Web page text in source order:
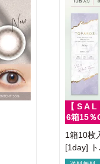
【 S A L
6箱15％
1箱10枚
[1day]